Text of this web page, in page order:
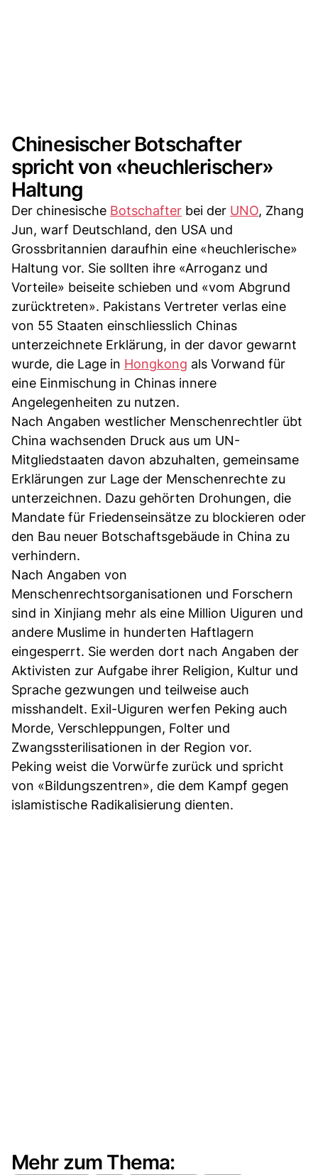
Chinesischer Botschafter
spricht von «heuchlerischer»
Haltung
Der chinesische Botschafter bei der UNO, Zhang
Jun, warf Deutschland, den USA und
Grossbritannien daraufhin eine «heuchlerische»
Haltung vor. Sie sollten ihre «Arroganz und
Vorteile» beiseite schieben und «vom Abgrund
zurücktreten». Pakistans Vertreter verlas eine
von 55 Staaten einschliesslich Chinas
unterzeichnete Erklärung, in der davor gewarnt
wurde, die Lage in Hongkong als Vorwand für
eine Einmischung in Chinas innere
Angelegenheiten zu nutzen.
Nach Angaben westlicher Menschenrechtler übt
China wachsenden Druck aus um UN-
Mitgliedstaaten davon abzuhalten, gemeinsame
Erklärungen zur Lage der Menschenrechte zu
unterzeichnen. Dazu gehörten Drohungen, die
Mandate für Friedenseinsätze zu blockieren oder
den Bau neuer Botschaftsgebäude in China zu
verhindern.
Nach Angaben von
Menschenrechtsorganisationen und Forschern
sind in Xinjiang mehr als eine Million Uiguren und
andere Muslime in hunderten Haftlagern
eingesperrt. Sie werden dort nach Angaben der
Aktivisten zur Aufgabe ihrer Religion, Kultur und
Sprache gezwungen und teilweise auch
misshandelt. Exil-Uiguren werfen Peking auch
Morde, Verschleppungen, Folter und
Zwangssterilisationen in der Region vor.
Peking weist die Vorwürfe zurück und spricht
von «Bildungszentren», die dem Kampf gegen
islamistische Radikalisierung dienten.
Mehr zum Thema: